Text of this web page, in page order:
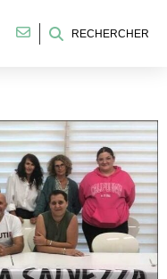
RECHERCHER